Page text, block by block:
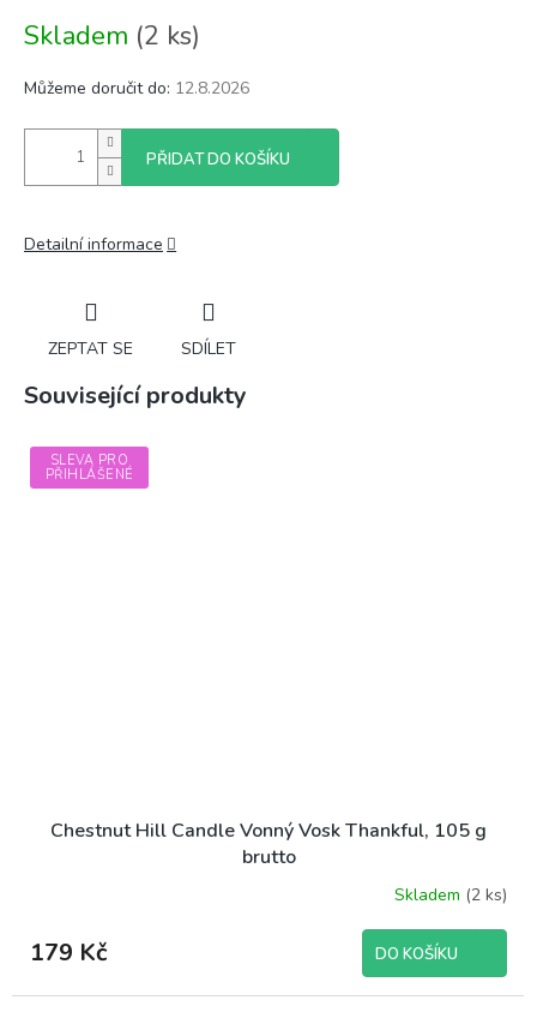
cena:
Skladem (2 ks)
Můžeme doručit do: 12.8.2026
PŘIDAT DO KOŠÍKU
Detailní informace
ZEPTAT SE SDÍLET
Související produkty
SLEVA PRO
PŘIHLÁŠENÉ
Chestnut Hill Candle Vonný Vosk Thankful, 105 g
brutto
Skladem (2 ks)
179 Kč DO KOŠÍKU